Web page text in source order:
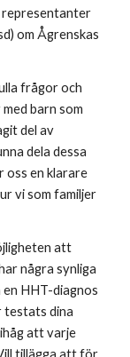
representanter
om Ågrenskas
frågor och
barn som
del av
dela dessa
oss en klarare
vi som familjer
att
några synliga
HHT-diagnos
testats dina
att varje
tillägga att för